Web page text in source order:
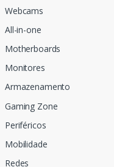
Webcams
All-in-one
Motherboards
Monitores
Armazenamento
Gaming Zone
Periféricos
Mobilidade
Redes